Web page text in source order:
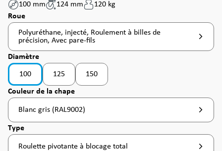
100 mm
124 mm
120 kg
Sélectionnez
Roue
Polyuréthane, injecté, Roulement à billes de
précision, Avec pare-fils
Sélectionnez
Diamètre
100 125 150
(Cette option n'est pas disponible pour le
Sélectionnez
Couleur de la chape
Blanc gris (RAL9002)
Sélectionnez
Type
Roulette pivotante à blocage total